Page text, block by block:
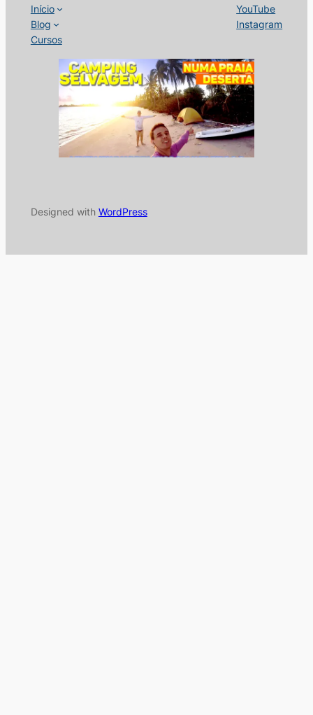
Início
Blog
Cursos
YouTube
Instagram
Designed with WordPress